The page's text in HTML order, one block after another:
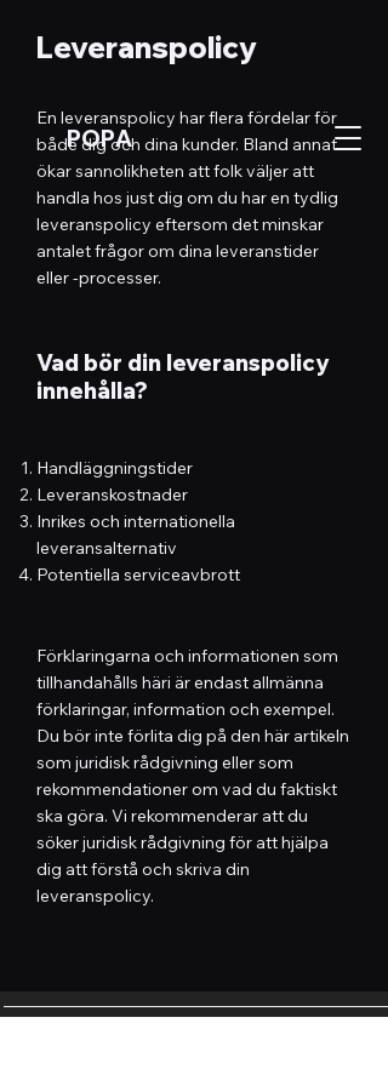
POPA
Leveranspolicy
En leveranspolicy har flera fördelar för
både dig och dina kunder. Bland annat
ökar sannolikheten att folk väljer att
handla hos just dig om du har en tydlig
leveranspolicy eftersom det minskar
antalet frågor om dina leveranstider
eller -processer.
Vad bör din leveranspolicy
innehålla?
Handläggningstider
Leveranskostnader
Inrikes och internationella
leveransalternativ
Potentiella serviceavbrott
Förklaringarna och informationen som
tillhandahålls häri är endast allmänna
förklaringar, information och exempel.
Du bör inte förlita dig på den här artikeln
som juridisk rådgivning eller som
rekommendationer om vad du faktiskt
ska göra. Vi rekommenderar att du
söker juridisk rådgivning för att hjälpa
dig att förstå och skriva din
leveranspolicy.